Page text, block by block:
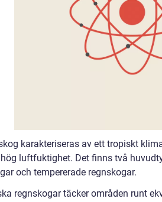
karakteriseras av ett tropiskt
luftfuktighet. Det finns två
och tempererade regnskogar.
regnskogar täcker områden runt